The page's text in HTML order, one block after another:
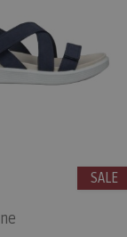
SALE